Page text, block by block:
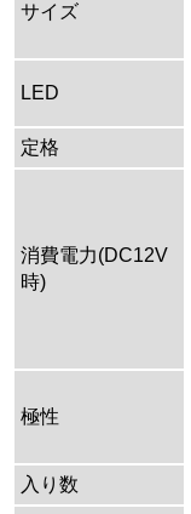
サイズ
LED
定格
消費電力(DC12V
時)
極性
入り数